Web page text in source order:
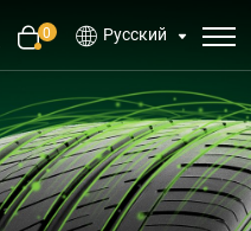
0 Русский